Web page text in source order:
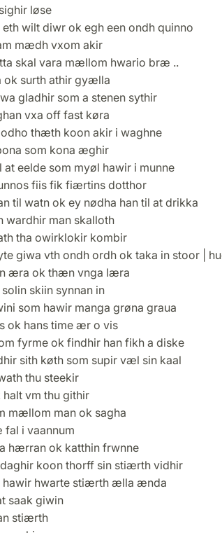
løse
wilt diwr ok egh een ondh quinno
mædh vxom akir
skal vara mællom hwario bræ ..
surth athir gyælla
gladhir som a stenen sythir
vxa off fast køra
thæth koon akir i waghne
som kona æghir
eelde som myøl hawir i munne
fiis fik fiærtins dotthor
til watn ok ey nødha han til at drikka
wardhir man skalloth
tha owirklokir kombir
giwa vth ondh ordh ok taka in stoor |
æra ok thæn vnga læra
skiin synnan in
som hawir manga grøna graua
ok hans time ær o vis
fyrme ok findhir han fikh a diske
sith køth som supir væl sin kaal
thu steekir
vm thu githir
mællom man ok sagha
i vaannum
hærran ok katthin frwnne
koon thorff sin stiærth vidhir
hawir hwarte stiærth ælla ænda
saak giwin
stiærth